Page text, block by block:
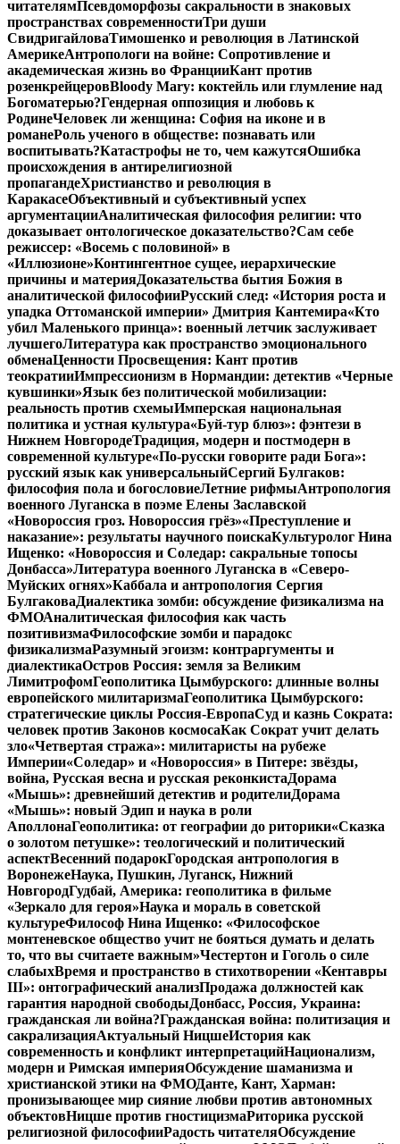
читателямПсевдоморфозы сакральности в знаковых
пространствах современностиТри души
СвидригайловаТимошенко и революция в Латинской
АмерикеАнтропологи на войне: Сопротивление и
академическая жизнь во ФранцииКант против
розенкрейцеровBloody Mary: коктейль или глумление над
Богоматерью?Гендерная оппозиция и любовь к
РодинеЧеловек ли женщина: София на иконе и в
романеРоль ученого в обществе: познавать или
воспитывать?Катастрофы не то, чем кажутсяОшибка
происхождения в антирелигиозной
пропагандеХристианство и революция в
КаракасеОбъективный и субъективный успех
аргументацииАналитическая философия религии: что
доказывает онтологическое доказательство?Сам себе
режиссер: «Восемь с половиной» в
«Иллюзионе»Контингентное сущее, иерархические
причины и материяДоказательства бытия Божия в
аналитической философииРусский след: «История роста и
упадка Оттоманской империи» Дмитрия Кантемира«Кто
убил Маленького принца»: военный летчик заслуживает
лучшегоЛитература как пространство эмоционального
обменаЦенности Просвещения: Кант против
теократииИмпрессионизм в Нормандии: детектив «Черные
кувшинки»Язык без политической мобилизации:
реальность против схемыИмперская национальная
политика и устная культура«Буй-тур блюз»: фэнтези в
Нижнем НовгородеТрадиция, модерн и постмодерн в
современной культуре«По-русски говорите ради Бога»:
русский язык как универсальныйСергий Булгаков:
философия пола и богословиеЛетние рифмыАнтропология
военного Луганска в поэме Елены Заславской
«Новороссия гроз. Новороссия грёз»«Преступление и
наказание»: результаты научного поискаКультуролог Нина
Ищенко: «Новороссия и Соледар: сакральные топосы
Донбасса»Литература военного Луганска в «Северо-
Муйских огнях»Каббала и антропология Сергия
БулгаковаДиалектика зомби: обсуждение физикализма на
ФМОАналитическая философия как часть
позитивизмаФилософские зомби и парадокс
физикализмаРазумный эгоизм: контраргументы и
диалектикаОстров Россия: земля за Великим
ЛимитрофомГеополитика Цымбурского: длинные волны
европейского милитаризмаГеополитика Цымбурского:
стратегические циклы Россия-ЕвропаСуд и казнь Сократа:
человек против Законов космосаКак Сократ учит делать
зло«Четвертая стража»: милитаристы на рубеже
Империи«Соледар» и «Новороссия» в Питере: звёзды,
война, Русская весна и русская реконкистаДорама
«Мышь»: древнейший детектив и родителиДорама
«Мышь»: новый Эдип и наука в роли
АполлонаГеополитика: от географии до риторики«Сказка
о золотом петушке»: теологический и политический
аспектВесенний подарокГородская антропология в
ВоронежеНаука, Пушкин, Луганск, Нижний
НовгородГудбай, Америка: геополитика в фильме
«Зеркало для героя»Наука и мораль в советской
культуреФилософ Нина Ищенко: «Философское
монтеневское общество учит не бояться думать и делать
то, что вы считаете важным»Честертон и Гоголь о силе
слабыхВремя и пространство в стихотворении «Кентавры
III»: онтографический анализПродажа должностей как
гарантия народной свободыДонбасс, Россия, Украина:
гражданская ли война?Гражданская война: политизация и
сакрализацияАктуальный НицшеИстория как
современность и конфликт интерпретацийНационализм,
модерн и Римская империяОбсуждение шаманизма и
христианской этики на ФМОДанте, Кант, Харман:
пронизывающее мир сияние любви против автономных
объектовНицше против гностицизмаРиторика русской
религиозной философииРадость читателяОбсуждение